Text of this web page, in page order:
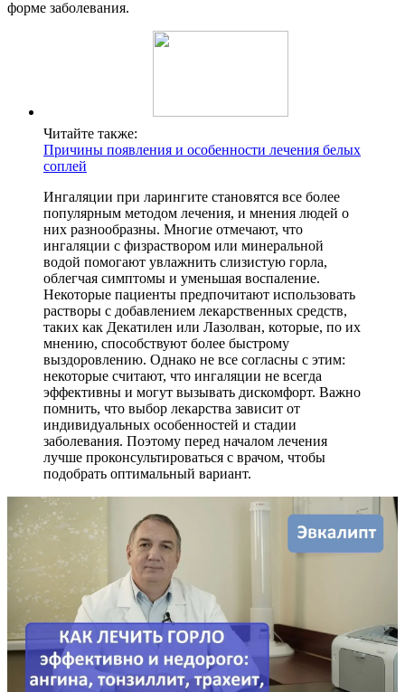
форме заболевания.
Читайте также:
Причины появления и особенности лечения белых
соплей
Ингаляции при ларингите становятся все более
популярным методом лечения, и мнения людей о
них разнообразны. Многие отмечают, что
ингаляции с физраствором или минеральной
водой помогают увлажнить слизистую горла,
облегчая симптомы и уменьшая воспаление.
Некоторые пациенты предпочитают использовать
растворы с добавлением лекарственных средств,
таких как Декатилен или Лазолван, которые, по их
мнению, способствуют более быстрому
выздоровлению. Однако не все согласны с этим:
некоторые считают, что ингаляции не всегда
эффективны и могут вызывать дискомфорт. Важно
помнить, что выбор лекарства зависит от
индивидуальных особенностей и стадии
заболевания. Поэтому перед началом лечения
лучше проконсультироваться с врачом, чтобы
подобрать оптимальный вариант.